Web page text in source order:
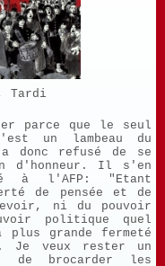
Tardi
parce que le seul
un lambeau du
donc refusé de se
d'honneur. Il s'en
à l'AFP: "Etant
de pensée et de
ni du pouvoir
politique quel
grande fermeté
Je veux rester un
de brocarder les